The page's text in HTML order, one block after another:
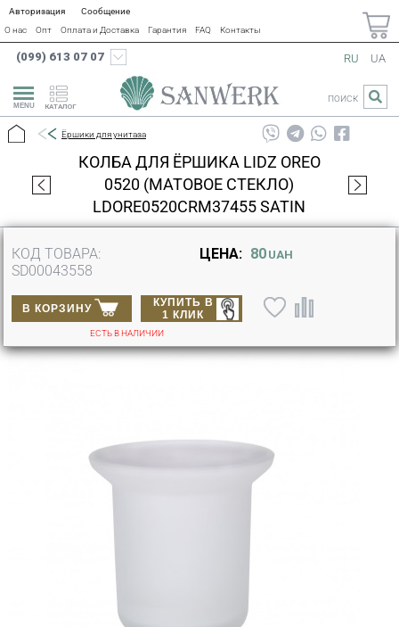
Авторизация
Сообщение
О нас
Опт Оплата и Доставка Гарантия FAQ Контакты
(099) 613 07 07
КАТАЛОГ
RU UA
ПОИСК
Ёршики для унитаза
КОЛБА ДЛЯ ЁРШИКА LIDZ OREO
0520 (МАТОВОЕ СТЕКЛО)
LDORE0520CRM37455 SATIN
КОД ТОВАРА:
SD00043558
ЦЕНА: 80 UAH
В КОРЗИНУ
КУПИТЬ В
1 КЛИК
ЕСТЬ В НАЛИЧИИ